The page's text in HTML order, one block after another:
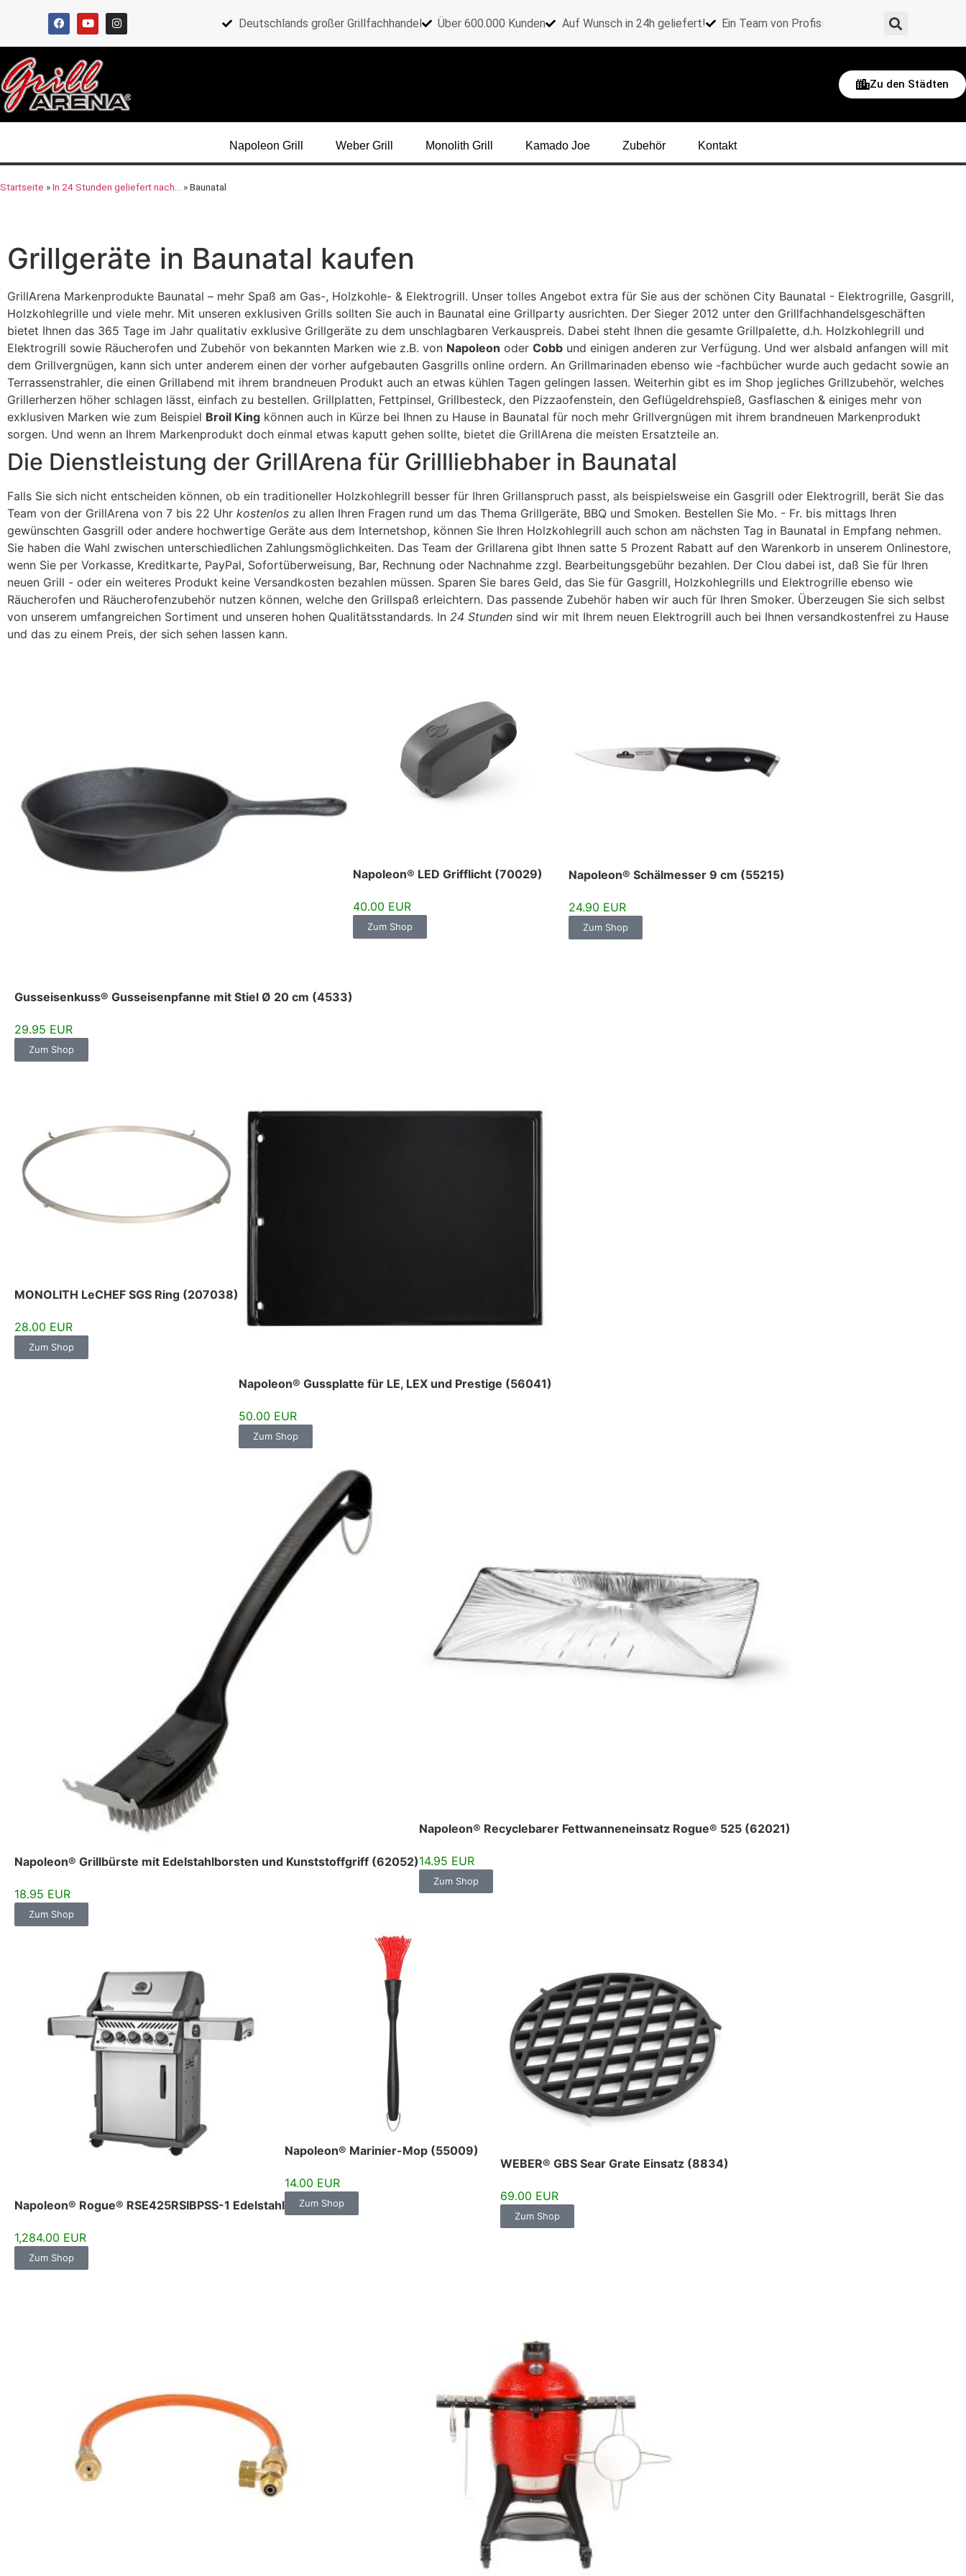
Deutschlands großer Grillfachhandel Über 600.000 Kunden Auf Wunsch in 24h geliefert! Ein Team von Profis
Zu den Städten
Napoleon Grill Weber Grill Monolith Grill Kamado Joe Zubehör Kontakt
Startseite »In 24 Stunden geliefert nach… »Baunatal
Grillgeräte in Baunatal kaufen
GrillArena Markenprodukte Baunatal – mehr Spaß am Gas-, Holzkohle- & Elektrogrill. Unser tolles Angebot extra für Sie aus der schönen City Baunatal - Elektrogrille, Gasgrill,
Holzkohlegrille und viele mehr. Mit unseren exklusiven Grills sollten Sie auch in Baunatal eine Grillparty ausrichten. Der Sieger 2012 unter den Grillfachhandelsgeschäften
bietet Ihnen das 365 Tage im Jahr qualitativ exklusive Grillgeräte zu dem unschlagbaren Verkauspreis. Dabei steht Ihnen die gesamte Grillpalette, d.h. Holzkohlegrill und
Elektrogrill sowie Räucherofen und Zubehör von bekannten Marken wie z.B. von Napoleon oder Cobb und einigen anderen zur Verfügung. Und wer alsbald anfangen will mit
dem Grillvergnügen, kann sich unter anderem einen der vorher aufgebauten Gasgrills online ordern. An Grillmarinaden ebenso wie -fachbücher wurde auch gedacht sowie an
Terrassenstrahler, die einen Grillabend mit ihrem brandneuen Produkt auch an etwas kühlen Tagen gelingen lassen. Weiterhin gibt es im Shop jegliches Grillzubehör, welches
Grillerherzen höher schlagen lässt, einfach zu bestellen. Grillplatten, Fettpinsel, Grillbesteck, den Pizzaofenstein, den Geflügeldrehspieß, Gasflaschen & einiges mehr von
exklusiven Marken wie zum Beispiel Broil King können auch in Kürze bei Ihnen zu Hause in Baunatal für noch mehr Grillvergnügen mit ihrem brandneuen Markenprodukt
sorgen. Und wenn an Ihrem Markenprodukt doch einmal etwas kaputt gehen sollte, bietet die GrillArena die meisten Ersatzteile an.
Die Dienstleistung der GrillArena für Grillliebhaber in Baunatal
Falls Sie sich nicht entscheiden können, ob ein traditioneller Holzkohlegrill besser für Ihren Grillanspruch passt, als beispielsweise ein Gasgrill oder Elektrogrill, berät Sie das
Team von der GrillArena von 7 bis 22 Uhr kostenlos zu allen Ihren Fragen rund um das Thema Grillgeräte, BBQ und Smoken. Bestellen Sie Mo. - Fr. bis mittags Ihren
gewünschten Gasgrill oder andere hochwertige Geräte aus dem Internetshop, können Sie Ihren Holzkohlegrill auch schon am nächsten Tag in Baunatal in Empfang nehmen.
Sie haben die Wahl zwischen unterschiedlichen Zahlungsmöglichkeiten. Das Team der Grillarena gibt Ihnen satte 5 Prozent Rabatt auf den Warenkorb in unserem Onlinestore,
wenn Sie per Vorkasse, Kreditkarte, PayPal, Sofortüberweisung, Bar, Rechnung oder Nachnahme zzgl. Bearbeitungsgebühr bezahlen. Der Clou dabei ist, daß Sie für Ihren
neuen Grill - oder ein weiteres Produkt keine Versandkosten bezahlen müssen. Sparen Sie bares Geld, das Sie für Gasgrill, Holzkohlegrills und Elektrogrille ebenso wie
Räucherofen und Räucherofenzubehör nutzen können, welche den Grillspaß erleichtern. Das passende Zubehör haben wir auch für Ihren Smoker. Überzeugen Sie sich selbst
von unserem umfangreichen Sortiment und unseren hohen Qualitätsstandards. In 24 Stunden sind wir mit Ihrem neuen Elektrogrill auch bei Ihnen versandkostenfrei zu Hause
und das zu einem Preis, der sich sehen lassen kann.
Gusseisenkuss® Gusseisenpfanne mit Stiel Ø 20 cm (4533)
29.95 EUR
Zum Shop
Napoleon® LED Grifflicht (70029)
40.00 EUR
Zum Shop
Napoleon® Schälmesser 9 cm (55215)
24.90 EUR
Zum Shop
MONOLITH LeCHEF SGS Ring (207038)
28.00 EUR
Zum Shop
Napoleon® Gussplatte für LE, LEX und Prestige (56041)
50.00 EUR
Zum Shop
Napoleon® Grillbürste mit Edelstahlborsten und Kunststoffgriff (62052)
18.95 EUR
Zum Shop
Napoleon® Recyclebarer Fettwanneneinsatz Rogue® 525 (62021)
14.95 EUR
Zum Shop
Napoleon® Rogue® RSE425RSIBPSS-1 Edelstahl
1,284.00 EUR
Zum Shop
Napoleon® Marinier-Mop (55009)
14.00 EUR
Zum Shop
WEBER® GBS Sear Grate Einsatz (8834)
69.00 EUR
Zum Shop